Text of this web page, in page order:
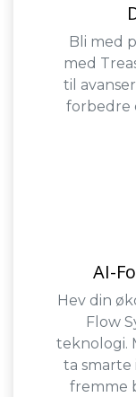
Bli med
med
til
forbedre
AI-
Hev din
Flow
teknologi.
ta smarte
fremme